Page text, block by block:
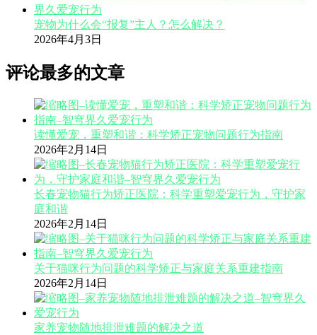
宠物为什么会“报复”主人？怎么解决？
2026年4月3日
评论最多的文章
读懂爱宠，重塑和谐：科学矫正宠物问题行为指南
2026年2月14日
长春宠物猫行为矫正医院：科学重塑爱宠行为，守护家
庭和谐
2026年2月14日
关于猫咪行为问题的科学矫正与家庭关系重建指南
2026年2月14日
家养宠物随地排泄难题的解决之道